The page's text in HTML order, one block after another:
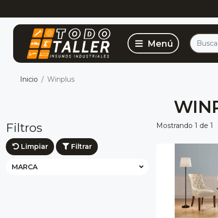
Inicio Winplus
Filtros
Limpiar Filtrar
MARCA
Mostrando 1 de 1